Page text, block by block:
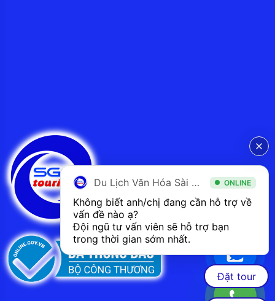
Du Lịch Văn Hóa Sài Gòn ONLINE
Không biết anh/chị đang cần hỗ trợ về
vấn đề nào ạ?
Đội ngũ tư vấn viên sẽ hỗ trợ bạn
trong thời gian sớm nhất.
Đặt tour